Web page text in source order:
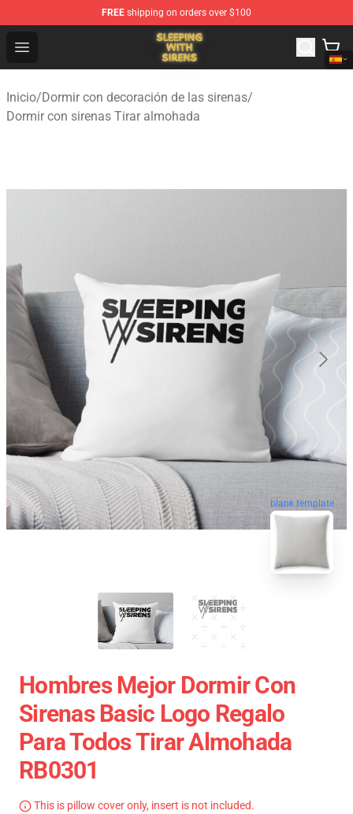
FREE shipping on orders over $100
Open menu
Sleeping With Sirens Store - Official Sleeping With
Inicio/Dormir con decoración de las sirenas/
Dormir con sirenas Tirar almohada
blank template
Hombres Mejor Dormir Con
Sirenas Basic Logo Regalo
Para Todos Tirar Almohada
RB0301
This is pillow cover only, insert is not included.